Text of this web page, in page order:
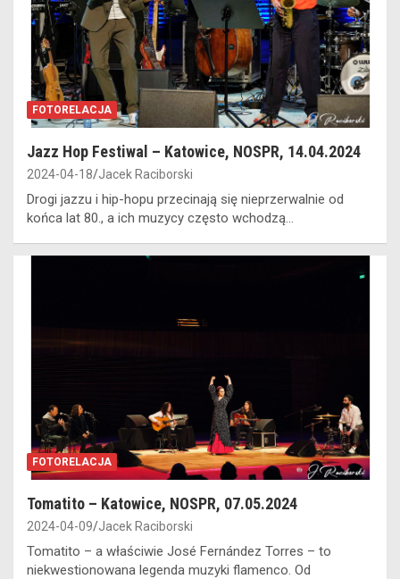
FOTORELACJA
Jazz Hop Festiwal – Katowice, NOSPR, 14.04.2024
2024-04-18 Jacek Raciborski
Drogi jazzu i hip-hopu przecinają się nieprzerwalnie od
końca lat 80., a ich muzycy często wchodzą…
FOTORELACJA
Tomatito – Katowice, NOSPR, 07.05.2024
2024-04-09 Jacek Raciborski
Tomatito – a właściwie José Fernández Torres – to
niekwestionowana legenda muzyki flamenco. Od